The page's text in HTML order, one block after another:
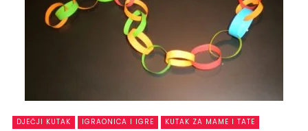
DJEČJI KUTAK IGRAONICA I IGRE
KUTAK ZA MAME I TATE